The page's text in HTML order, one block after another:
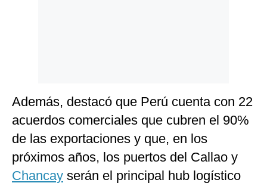
Además, destacó que Perú cuenta con 22
acuerdos comerciales que cubren el 90%
de las exportaciones y que, en los
próximos años, los puertos del Callao y
Chancay serán el principal hub logístico